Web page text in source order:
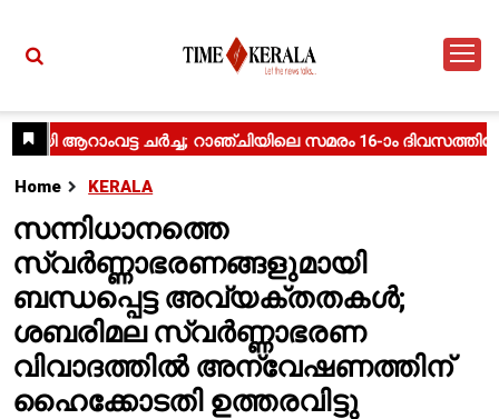
Home KERALA
സന്നിധാനത്തെ
സ്വർണ്ണാഭരണങ്ങളുമായി
ബന്ധപ്പെട്ട അവ്യക്തതകൾ;
ശബരിമല സ്വർണ്ണാഭരണ
വിവാദത്തിൽ അന്വേഷണത്തിന്
ഹൈക്കോടതി ഉത്തരവിട്ടു